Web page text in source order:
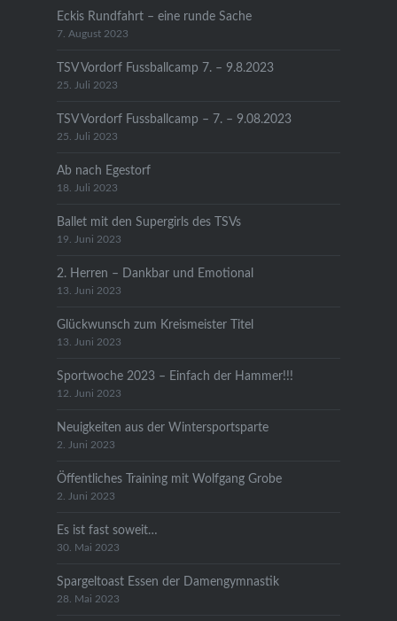
Eckis Rundfahrt – eine runde Sache
7. August 2023
TSV Vordorf Fussballcamp 7. – 9.8.2023
25. Juli 2023
TSV Vordorf Fussballcamp – 7. – 9.08.2023
25. Juli 2023
Ab nach Egestorf
18. Juli 2023
Ballet mit den Supergirls des TSVs
19. Juni 2023
2. Herren – Dankbar und Emotional
13. Juni 2023
Glückwunsch zum Kreismeister Titel
13. Juni 2023
Sportwoche 2023 – Einfach der Hammer!!!
12. Juni 2023
Neuigkeiten aus der Wintersportsparte
2. Juni 2023
Öffentliches Training mit Wolfgang Grobe
2. Juni 2023
Es ist fast soweit…
30. Mai 2023
Spargeltoast Essen der Damengymnastik
28. Mai 2023